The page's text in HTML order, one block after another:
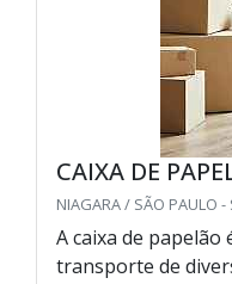
CAIXA DE
NIAGARA / SÃO PAULO -
A caixa de
transporte de